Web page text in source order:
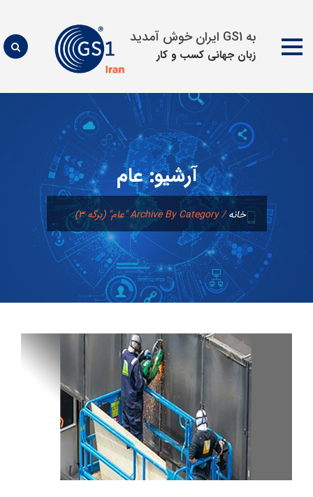
به GS1 ایران خوش آمدید
زبان جهانی كسب و كار
محتوا
آرشیو:عام
خانه/Archive By Category "عام" (برگه ۳)